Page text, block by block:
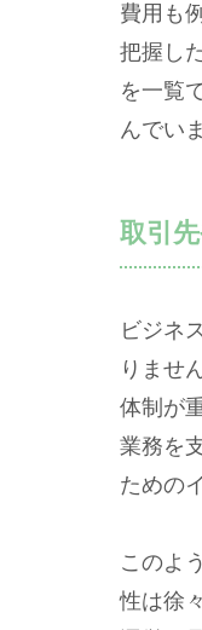
費用も
把握し
を一覧
んでい
取引
ビジネ
りませ
体制が
業務を
ための
このよ
性は徐